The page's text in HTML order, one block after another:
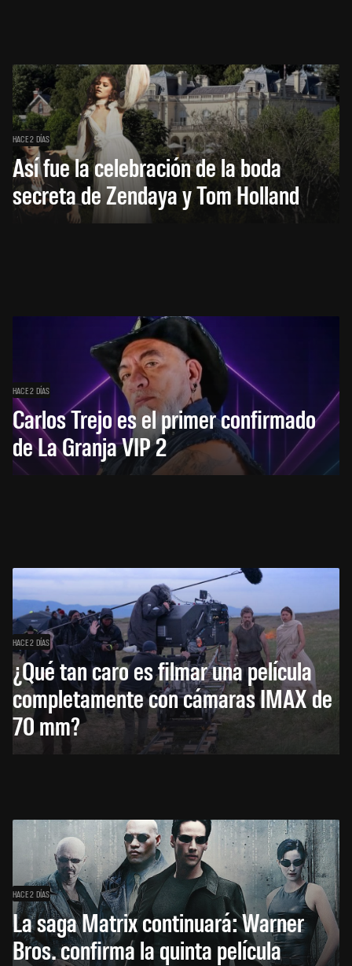
HACE 2 DÍAS
Así fue la celebración de la boda
secreta de Zendaya y Tom Holland
HACE 2 DÍAS
Carlos Trejo es el primer confirmado
de La Granja VIP 2
HACE 2 DÍAS
¿Qué tan caro es filmar una película
completamente con cámaras IMAX de
70 mm?
HACE 2 DÍAS
La saga Matrix continuará: Warner
Bros. confirma la quinta película